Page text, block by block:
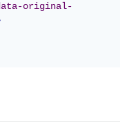
original-